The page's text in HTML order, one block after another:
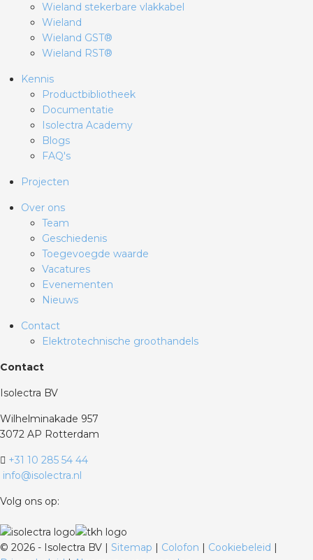
Wieland stekerbare vlakkabel
Wieland
Wieland GST®
Wieland RST®
Kennis
Productbibliotheek
Documentatie
Isolectra Academy
Blogs
FAQ's
Projecten
Over ons
Team
Geschiedenis
Toegevoegde waarde
Vacatures
Evenementen
Nieuws
Contact
Elektrotechnische groothandels
Contact
Isolectra BV
Wilhelminakade 957
3072 AP Rotterdam
+31 10 285 54 44
info@isolectra.nl
Volg ons op:
© 2026 - Isolectra BV | Sitemap | Colofon | Cookiebeleid |